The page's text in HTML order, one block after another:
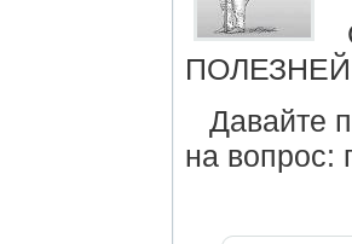
Давайте
на вопрос: